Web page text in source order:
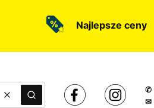
Najlepsze ceny
WyczyśćSzukaj
✆
✉